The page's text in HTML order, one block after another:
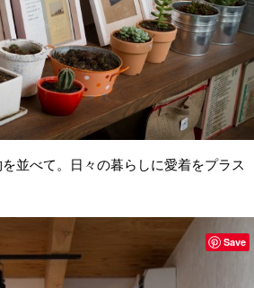
並べて。日々の暮らしに愛着をプラス
Save